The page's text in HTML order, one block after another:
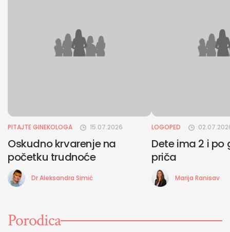
PITAJTE GINEKOLOGA 15.07.2026
Oskudno krvarenje na
početku trudnoće
Dr Aleksandra Simić
LOGOPED
Dete ima 2 i po
priča
Marija Ranisav
Porodica